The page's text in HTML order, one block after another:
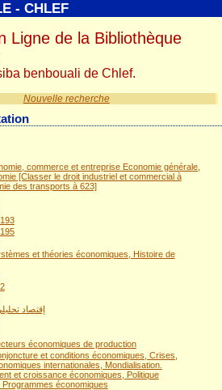
Nouvelle recherche
commerce et entreprise Economie générale,
[Classer le droit industriel et commercial à
des transports à 623]
et théories économiques, Histoire de
330.15 إقتصاد
économiques de production
et conditions économiques, Crises,
internationales, Mondialisation.
et croissance économiques, Politique
Programmes économiques
- CHLEF
Ligne de la Bibliothèque
benbouali de Chlef.